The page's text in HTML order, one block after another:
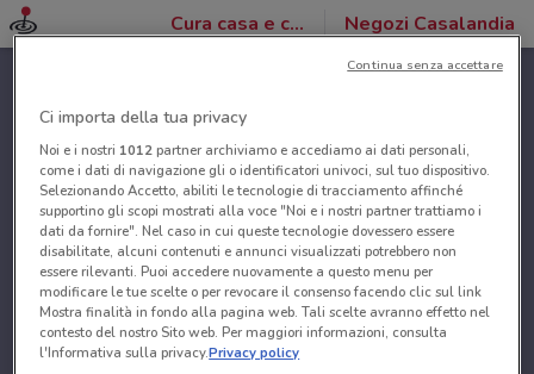
Cura casa e corpo Negozi Casalandia
Ci importa della tua privacy
Noi e i nostri 1012partner archiviamo e accediamo ai dati personali,
come i dati di navigazione gli o identificatori univoci, sul tuo dispositivo.
Selezionando Accetto, abiliti le tecnologie di tracciamento affinché
supportino gli scopi mostrati alla voce "Noi e i nostri partner trattiamo i
dati da fornire". Nel caso in cui queste tecnologie dovessero essere
disabilitate, alcuni contenuti e annunci visualizzati potrebbero non
essere rilevanti. Puoi accedere nuovamente a questo menu per
modificare le tue scelte o per revocare il consenso facendo clic sul link
Mostra finalità in fondo alla pagina web. Tali scelte avranno effetto nel
contesto del nostro Sito web. Per maggiori informazioni, consulta
l'Informativa sulla privacy.Privacy policy
Continua senza accettare